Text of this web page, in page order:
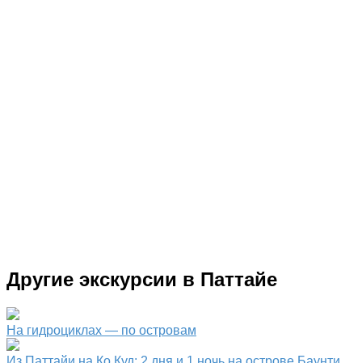
Другие экскурсии в Паттайе
На гидроциклах — по островам